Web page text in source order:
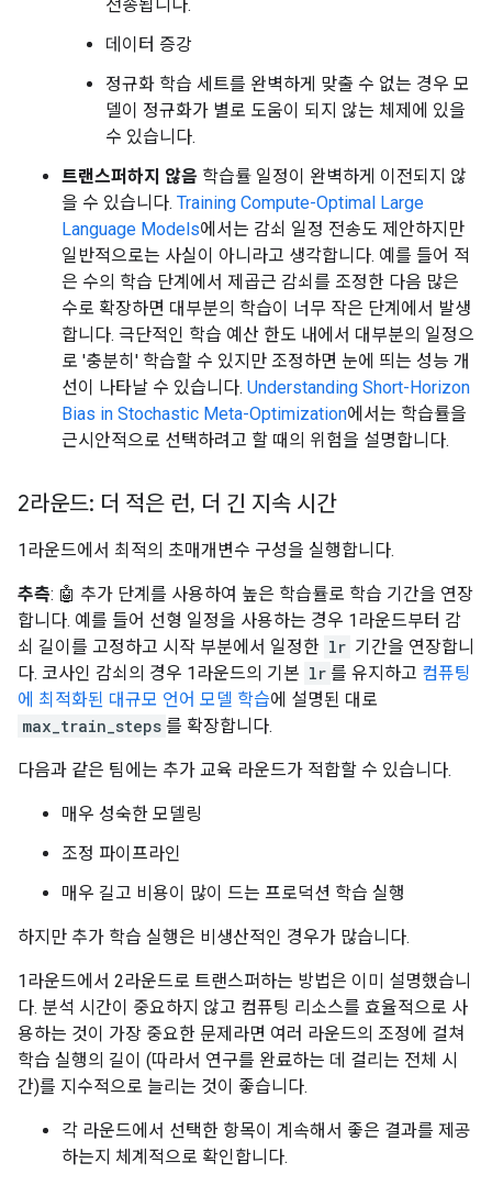
전송됩니다.
데이터 증강
정규화 학습 세트를 완벽하게 맞출 수 없는 경우 모
델이 정규화가 별로 도움이 되지 않는 체제에 있을
수 있습니다.
트랜스퍼하지 않음 학습률 일정이 완벽하게 이전되지 않
을 수 있습니다. Training Compute-Optimal Large
Language Models에서는 감쇠 일정 전송도 제안하지만
일반적으로는 사실이 아니라고 생각합니다. 예를 들어 적
은 수의 학습 단계에서 제곱근 감쇠를 조정한 다음 많은
수로 확장하면 대부분의 학습이 너무 작은 단계에서 발생
합니다. 극단적인 학습 예산 한도 내에서 대부분의 일정으
로 '충분히' 학습할 수 있지만 조정하면 눈에 띄는 성능 개
선이 나타날 수 있습니다. Understanding Short-Horizon
Bias in Stochastic Meta-Optimization에서는 학습률을
근시안적으로 선택하려고 할 때의 위험을 설명합니다.
2라운드: 더 적은 런, 더 긴 지속 시간
1라운드에서 최적의 초매개변수 구성을 실행합니다.
추측: 🤖 추가 단계를 사용하여 높은 학습률로 학습 기간을 연장
합니다. 예를 들어 선형 일정을 사용하는 경우 1라운드부터 감
쇠 길이를 고정하고 시작 부분에서 일정한 lr 기간을 연장합니
다. 코사인 감쇠의 경우 1라운드의 기본 lr 를 유지하고 컴퓨팅
에 최적화된 대규모 언어 모델 학습에 설명된 대로
max_train_steps 를 확장합니다.
다음과 같은 팀에는 추가 교육 라운드가 적합할 수 있습니다.
매우 성숙한 모델링
조정 파이프라인
매우 길고 비용이 많이 드는 프로덕션 학습 실행
하지만 추가 학습 실행은 비생산적인 경우가 많습니다.
1라운드에서 2라운드로 트랜스퍼하는 방법은 이미 설명했습니
다. 분석 시간이 중요하지 않고 컴퓨팅 리소스를 효율적으로 사
용하는 것이 가장 중요한 문제라면 여러 라운드의 조정에 걸쳐
학습 실행의 길이 (따라서 연구를 완료하는 데 걸리는 전체 시
간)를 지수적으로 늘리는 것이 좋습니다.
각 라운드에서 선택한 항목이 계속해서 좋은 결과를 제공
하는지 체계적으로 확인합니다.